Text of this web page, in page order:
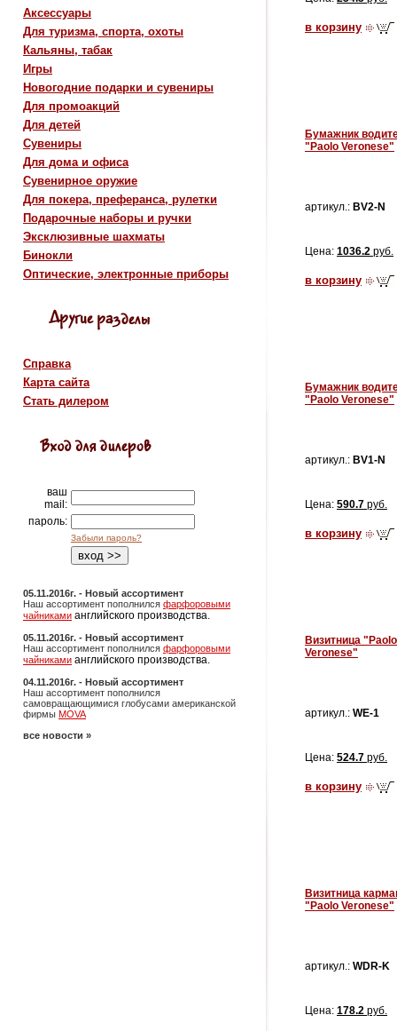
Аксессуары
Для туризма, спорта, охоты
Кальяны, табак
Игры
Новогодние подарки и сувениры
Для промоакций
Для детей
Сувениры
Для дома и офиса
Сувенирное оружие
Для покера, преферанса, рулетки
Подарочные наборы и ручки
Эксклюзивные шахматы
Бинокли
Оптические, электронные приборы
Справка
Карта сайта
Стать дилером
ваш
mail:
пароль:
Забыли пароль?
05.11.2016г. - Новый ассортимент
Наш ассортимент пополнился фарфоровыми
чайниками английского производства.
05.11.2016г. - Новый ассортимент
Наш ассортимент пополнился фарфоровыми
чайниками английского производства.
04.11.2016г. - Новый ассортимент
Наш ассортимент пополнился
самовращающимися глобусами американской
фирмы MOVA
все новости »
в корзину
Бумажник
"Paolo Veronese"
артикул.: BV2-N
Цена: 1036.2 руб.
в корзину
Бумажник
"Paolo Veronese"
артикул.: BV1-N
Цена: 590.7 руб.
в корзину
Визитница "Paolo
Veronese"
артикул.: WE-1
Цена: 524.7 руб.
в корзину
Визитница
"Paolo Veronese"
артикул.: WDR-K
Цена: 178.2 руб.